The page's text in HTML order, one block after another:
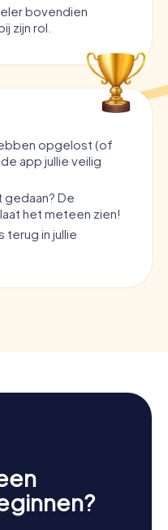
bovendien
zijn rol.
opgelost (of
app jullie veilig
De
het meteen zien!
terug in jullie